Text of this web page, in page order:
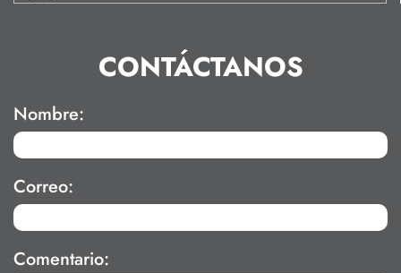
CONTÁCTANOS
Nombre:
Correo:
Comentario: